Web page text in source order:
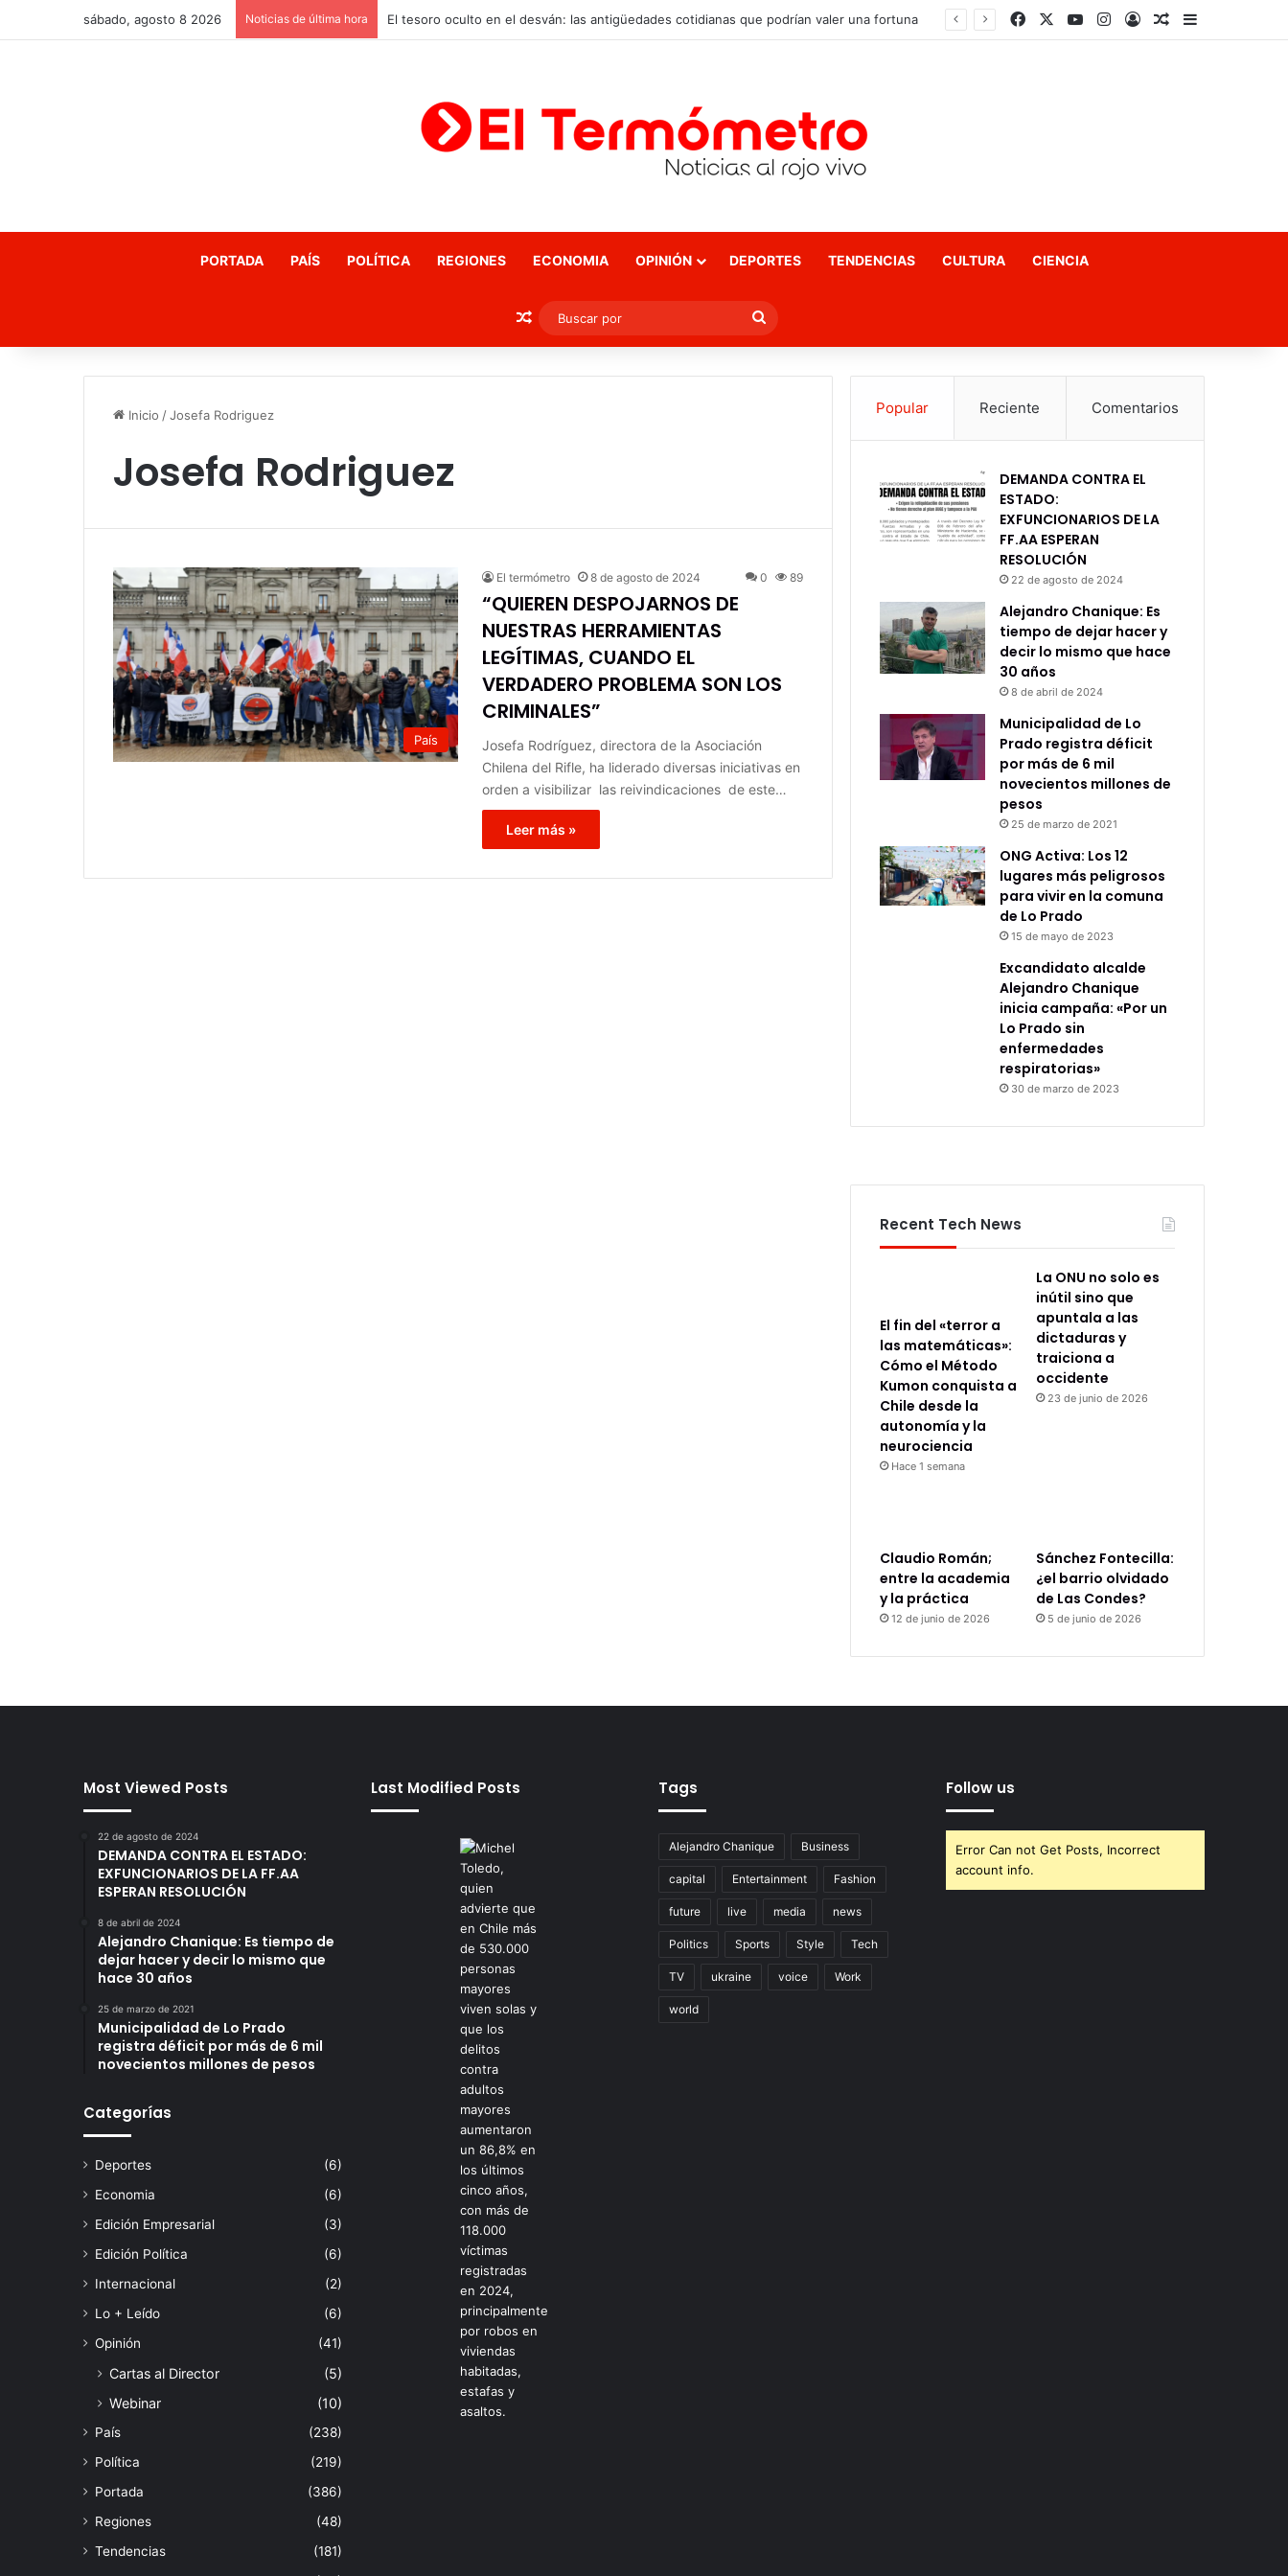
sábado, agosto 8 2026 Noticias de última hora FacebookYouTubeInstagram
AccesoPublicación al
Barra lateral
PORTADA PAÍS POLÍTICA REGIONES ECONOMIA OPINIÓN DEPORTES TENDENCIAS CULTURA CIENCIA
Publicación al azar
Buscar
por
Inicio /Josefa Rodriguez
Josefa Rodriguez
País
El termómetro 8 de agosto de 2024 0 89
“QUIEREN DESPOJARNOS DE
NUESTRAS HERRAMIENTAS
LEGÍTIMAS, CUANDO EL
VERDADERO PROBLEMA SON LOS
CRIMINALES”
Josefa Rodríguez, directora de la Asociación
Chilena del Rifle, ha liderado diversas iniciativas en
orden a visibilizar las reivindicaciones de este…
Leer más »
Popular Reciente Comentarios
DEMANDA CONTRA EL
ESTADO:
EXFUNCIONARIOS DE LA
FF.AA ESPERAN
RESOLUCIÓN
22 de agosto de 2024
Alejandro Chanique: Es
tiempo de dejar hacer y
decir lo mismo que hace
30 años
8 de abril de 2024
Municipalidad de Lo
Prado registra déficit
por más de 6 mil
novecientos millones de
pesos
25 de marzo de 2021
ONG Activa: Los 12
lugares más peligrosos
para vivir en la comuna
de Lo Prado
15 de mayo de 2023
Excandidato alcalde
Alejandro Chanique
inicia campaña: «Por un
Lo Prado sin
enfermedades
respiratorias»
30 de marzo de 2023
Recent Tech News
El fin del «terror a
las matemáticas»:
Cómo el Método
Kumon conquista a
Chile desde la
autonomía y la
neurociencia
Hace 1 semana
La ONU no solo es
inútil sino que
apuntala a las
dictaduras y
traiciona a
occidente
23 de junio de 2026
Claudio Román;
entre la academia
y la práctica
12 de junio de 2026
Sánchez Fontecilla:
¿el barrio olvidado
de Las Condes?
5 de junio de 2026
Most Viewed Posts
22 de agosto de 2024
DEMANDA CONTRA EL ESTADO:
EXFUNCIONARIOS DE LA FF.AA
ESPERAN RESOLUCIÓN
8 de abril de 2024
Alejandro Chanique: Es tiempo de
dejar hacer y decir lo mismo que
hace 30 años
25 de marzo de 2021
Municipalidad de Lo Prado
registra déficit por más de 6 mil
novecientos millones de pesos
Categorías
Deportes
(6)
Economia
(6)
Edición Empresarial
(3)
Edición Política
(6)
Internacional
(2)
Lo + Leído
(6)
Opinión
(41)
Cartas al Director
(5)
Webinar
(10)
País
(238)
Política
(219)
Portada
(386)
Regiones
(48)
Tendencias
(181)
Last Modified Posts Tags
Alejandro Chanique Business
capital Entertainment Fashion
future live media news
Politics Sports Style Tech
TV ukraine voice Work
world
Follow us
Error Can not Get Posts, Incorrect
account info.